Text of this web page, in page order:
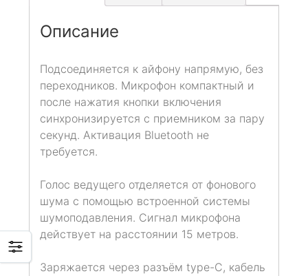
Описание
Подсоединяется к айфону напрямую, без
переходников. Микрофон компактный и
после нажатия кнопки включения
синхронизируется с приемником за пару
секунд. Активация Bluetooth не
требуется.
Голос ведущего отделяется от фонового
шума с помощью встроенной системы
шумоподавления. Сигнал микрофона
действует на расстоянии 15 метров.
Заряжается через разъём type-С, кабель